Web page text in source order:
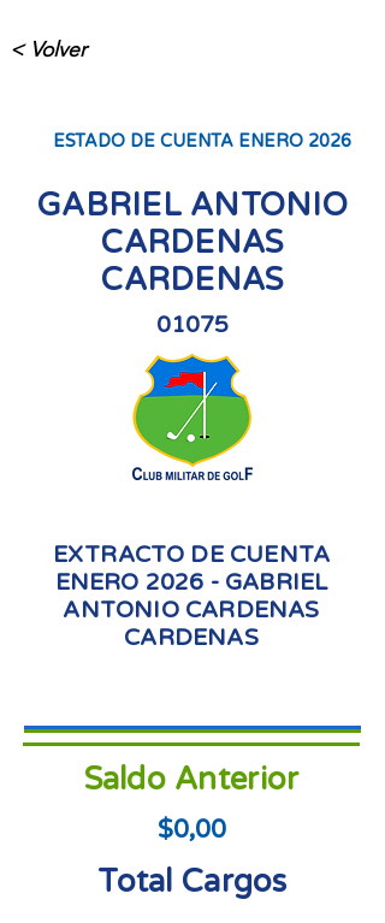
< Volver
ESTADO DE CUENTA ENERO 2026
GABRIEL ANTONIO
CARDENAS
CARDENAS
01075
EXTRACTO DE CUENTA
ENERO 2026 - GABRIEL
ANTONIO CARDENAS
CARDENAS
Saldo Anterior
$0,00
Total Cargos